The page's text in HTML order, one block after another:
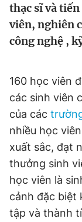
Video
Tiện ích
Thông tin tòa
Đọc Thanh
thạc sĩ và
viên, nghiên
công nghệ ,
160 học viên
các sinh viên
của các
nhiều học
xuất sắc, đạt
thưởng sinh
học viên là
cảnh đặc biệt
tập và thành